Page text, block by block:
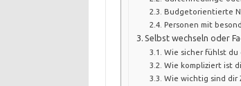
Budgetorientierte
Personen mit
Selbst wechseln oder
Wie sicher fühlst du
Wie kompliziert ist
Wie wichtig sind dir